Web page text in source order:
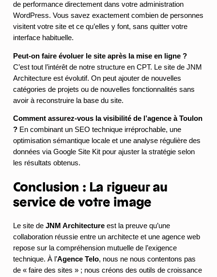
de performance directement dans votre administration
WordPress. Vous savez exactement combien de personnes
visitent votre site et ce qu’elles y font, sans quitter votre
interface habituelle.
Peut-on faire évoluer le site après la mise en ligne ?
C’est tout l’intérêt de notre structure en CPT. Le site de JNM
Architecture est évolutif. On peut ajouter de nouvelles
catégories de projets ou de nouvelles fonctionnalités sans
avoir à reconstruire la base du site.
Comment assurez-vous la visibilité de l’agence à Toulon
?En combinant un SEO technique irréprochable, une
optimisation sémantique locale et une analyse régulière des
données via Google Site Kit pour ajuster la stratégie selon
les résultats obtenus.
Conclusion : La rigueur au
service de votre image
Le site de JNM Architectureest la preuve qu’une
collaboration réussie entre un architecte et une agence web
repose sur la compréhension mutuelle de l’exigence
technique. À l’Agence Telo, nous ne nous contentons pas
de « faire des sites » ; nous créons des outils de croissance